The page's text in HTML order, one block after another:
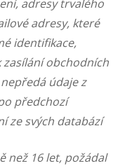
adresy trvalého
adresy, které
identifikace,
zasílání obchodních
údaje z
předchozí
ze svých databází
než 16 let, požádal